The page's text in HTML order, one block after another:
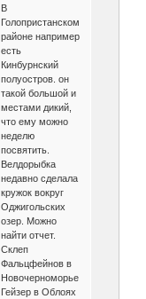
В
Голопристанском
районе например
есть
Кинбурнский
полуостров. он
такой большой и
местами дикий,
что ему можно
неделю
посвятить.
Велдорыбка
недавно сделала
кружок вокруг
Оджигольских
озер. Можно
найти отчет.
Склеп
Фальцфейнов в
Новочерноморье
Гейзер в Облоях